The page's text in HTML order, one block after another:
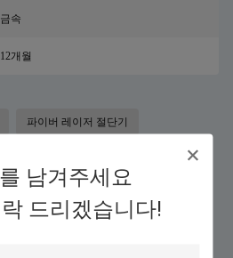
남겨주세요
드리겠습니다!
금속
12개월
파이버 레이저 절단기